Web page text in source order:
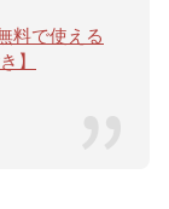
料で使える
】